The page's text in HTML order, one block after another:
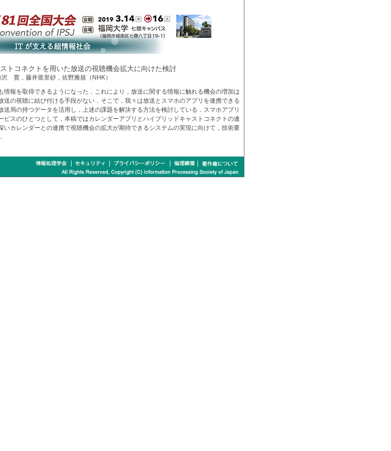
トコネクトを用いた放送の視聴機会拡大に向けた検討
寛，藤井亜里砂，佐野雅規（NHK）
情報を取得できるようになった．これにより，放送に関する情報に触れる機会の増加は
送の視聴に結び付ける手段がない．そこで，我々は放送とスマホのアプリを連携できる
送局の持つデータを活用し，上述の課題を解決する方法を検討している．スマホアプリ
ビスのひとつとして，本稿ではカレンダーアプリとハイブリッドキャストコネクトの連
いカレンダーとの連携で視聴機会の拡大が期待できるシステムの実現に向けて，技術要